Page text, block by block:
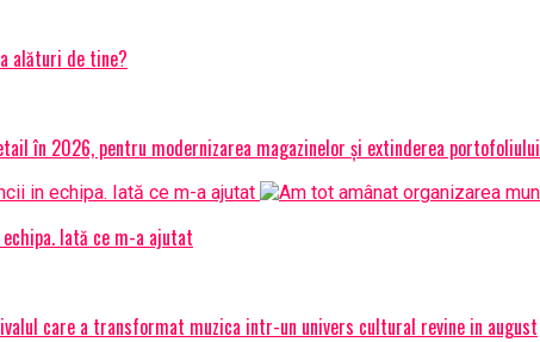
alături de tine?
în 2026, pentru modernizarea magazinelor și extinderea portofoliului
Iată ce m-a ajutat
care a transformat muzica intr-un univers cultural revine in august